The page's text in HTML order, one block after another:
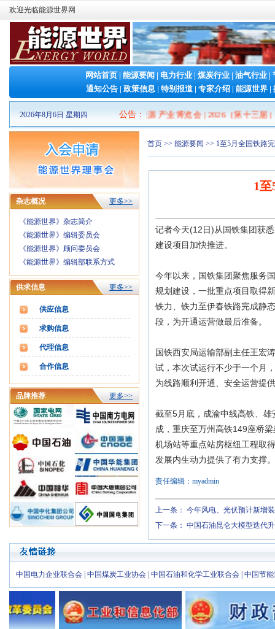
欢迎光临能源世界网
网站首页 | 能源要闻 | 电力行业 | 煤炭行业 | 油气行业 |
通知公告 | 政策信息 | 特别报道 | 专家介绍 | 能源世界 |
2026年8月6日 星期四 公告 ：
2026山东清洁能源 产业博览会|2026（第十三届）
杂志概况 更多>>
《能源世界》杂志简介
《能源世界》编辑委员会
《能源世界》顾问委员会
《能源世界》编辑部联系方式
供求信息 更多>>
供应信息
求购信息
代理信息
合作信息
品牌推荐 更多>>
首页 >> 能源要闻 >> 1至5月全国铁路
1
记者今天(12日)从国铁集团获
建设项目加快推进。
今年以来，国铁集团聚焦服务
规划建设，一批重点项目取得
铁力、铁力至伊春铁路完成静
段，为开通运营做最后准备。
国铁西安局运输部副主任王宏
试，本次试运行不少于一个月
为线路顺利开通、安全运营提
截至5月底，成渝中线高铁、
成，重庆至万州高铁149座桥
机场站等重点站房枢纽工程取
发展内生动力提供了有力支撑。
责任编辑：myadmin
上一条： 今年风电、光伏预计新增
下一条： 中国石油昆仑大模型迭代
中国电力企业联合会 中国煤炭工业协会 中国石油和化学工业联合会 中国节